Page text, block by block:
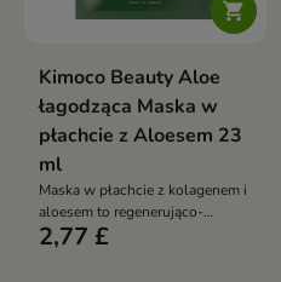

Kimoco Beauty Aloe
łagodząca Maska w
płachcie z Aloesem 23
ml
Maska w płachcie z kolagenem i
aloesem to regenerująco-
wygładzająca kuracja, która
2,77 £